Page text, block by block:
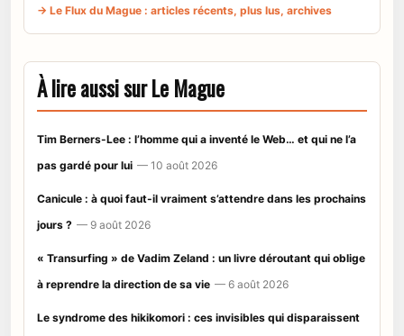
→ Le Flux du Mague : articles récents, plus lus, archives
À lire aussi sur Le Mague
Tim Berners-Lee : l’homme qui a inventé le Web… et qui ne l’a
pas gardé pour lui — 10 août 2026
Canicule : à quoi faut-il vraiment s’attendre dans les prochains
jours ? — 9 août 2026
« Transurfing » de Vadim Zeland : un livre déroutant qui oblige
à reprendre la direction de sa vie — 6 août 2026
Le syndrome des hikikomori : ces invisibles qui disparaissent